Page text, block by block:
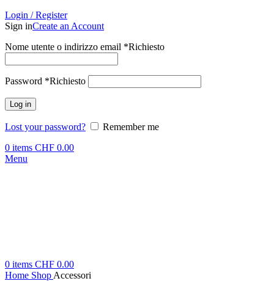
Login / Register
Sign inCreate an Account
Nome utente o indirizzo email *Richiesto
Password *Richiesto
Log in
Lost your password?
Remember me
0 items CHF 0.00
Menu
0 items CHF 0.00
Home Shop Accessori